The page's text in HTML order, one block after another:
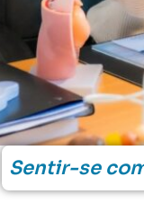
Sentir-se